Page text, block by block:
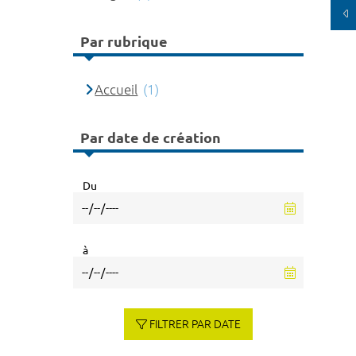
Par rubrique
Accueil (1)
Par date de création
Du
à
FILTRER PAR DATE